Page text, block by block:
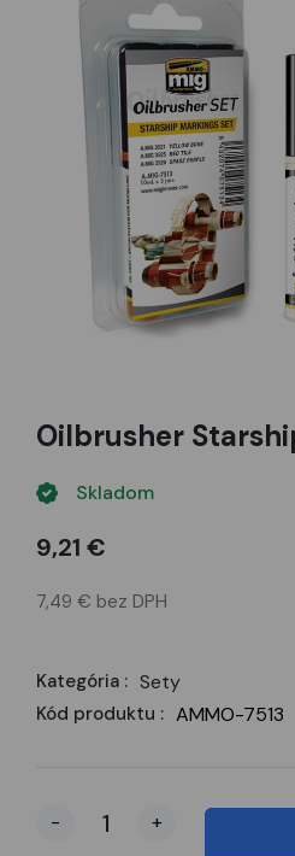
Oilbrusher
Skladom
9,21 €
7,49 € bez DPH
Kategória : Sety
Kód produktu : AMMO-7513
- +